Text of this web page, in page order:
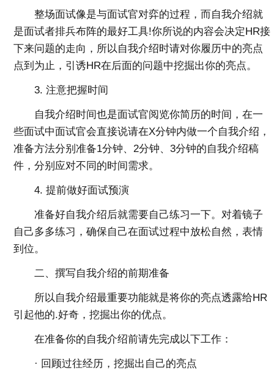
整场面试像是与面试官对弈的过程，而自我介绍就
是面试者排兵布阵的最好工具!你所说的内容会决定HR接
下来问题的走向，所以自我介绍时请对你履历中的亮点
点到为止，引诱HR在后面的问题中挖掘出你的亮点。
3. 注意把握时间
自我介绍时间也是面试官阅览你简历的时间，在一
些面试中面试官会直接说请在X分钟内做一个自我介绍，
准备方法分别准备1分钟、2分钟、3分钟的自我介绍稿
件，分别应对不同的时间需求。
4. 提前做好面试预演
准备好自我介绍后就需要自己练习一下。对着镜子
自己多多练习，确保自己在面试过程中放松自然，表情
到位。
二、撰写自我介绍的前期准备
所以自我介绍最重要功能就是将你的亮点透露给HR
引起他的.好奇，挖掘出你的优点。
在准备你的自我介绍前请先完成以下工作：
· 回顾过往经历，挖掘出自己的亮点